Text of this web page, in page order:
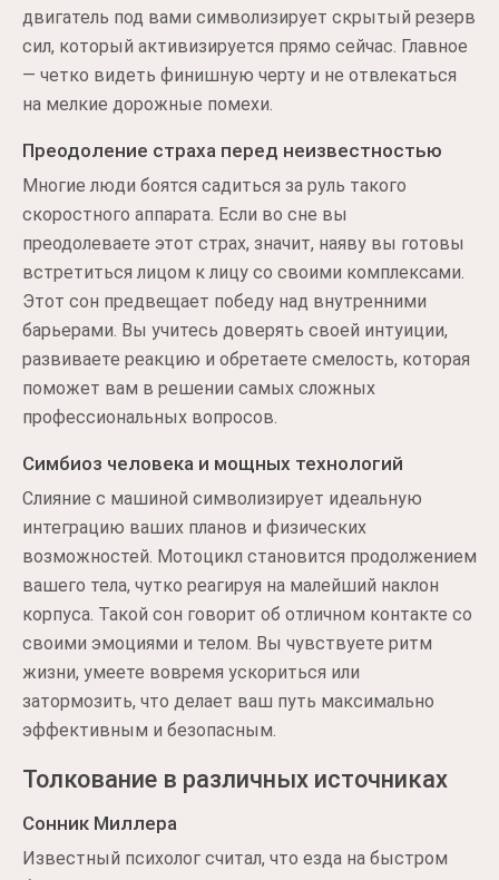
двигатель под вами символизирует скрытый резерв
сил, который активизируется прямо сейчас. Главное
— четко видеть финишную черту и не отвлекаться
на мелкие дорожные помехи.
Преодоление страха перед неизвестностью
Многие люди боятся садиться за руль такого
скоростного аппарата. Если во сне вы
преодолеваете этот страх, значит, наяву вы готовы
встретиться лицом к лицу со своими комплексами.
Этот сон предвещает победу над внутренними
барьерами. Вы учитесь доверять своей интуиции,
развиваете реакцию и обретаете смелость, которая
поможет вам в решении самых сложных
профессиональных вопросов.
Симбиоз человека и мощных технологий
Слияние с машиной символизирует идеальную
интеграцию ваших планов и физических
возможностей. Мотоцикл становится продолжением
вашего тела, чутко реагируя на малейший наклон
корпуса. Такой сон говорит об отличном контакте со
своими эмоциями и телом. Вы чувствуете ритм
жизни, умеете вовремя ускориться или
затормозить, что делает ваш путь максимально
эффективным и безопасным.
Толкование в различных источниках
Сонник Миллера
Известный психолог считал, что езда на быстром